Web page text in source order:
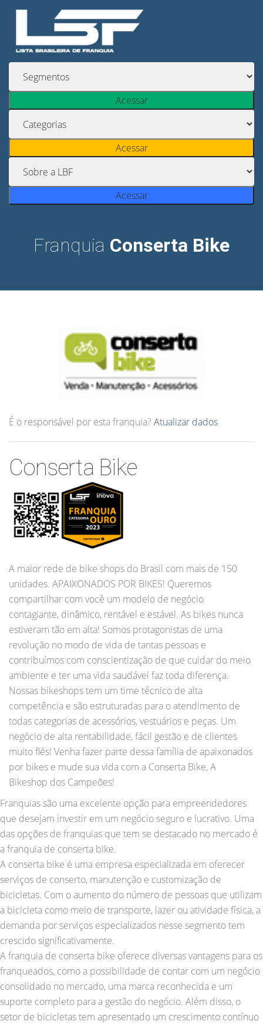
Acessar
Acessar
Acessar
Franquia Conserta Bike
É o responsável por esta franquia? Atualizar dados
Conserta Bike
A maior rede de bike shops do Brasil com mais de 150
unidades. APAIXONADOS POR BIKES! Queremos
compartilhar com você um modelo de negócio
contagiante, dinâmico, rentável e estável. As bikes nunca
estiveram tão em alta! Somos protagonistas de uma
revolução no modo de vida de tantas pessoas e
contribuímos com conscientização de que cuidar do meio
ambiente e ter uma vida saudável faz toda diferença.
Nossas bikeshops tem um time técnico de alta
competência e são estruturadas para o atendimento de
todas categorias de acessórios, vestuários e peças. Um
negócio de alta rentabilidade, fácil gestão e de clientes
muito fiés! Venha fazer parte dessa família de apaixonados
por bikes e mude sua vida com a Conserta Bike, A
Bikeshop dos Campeões!
Franquias são uma excelente opção para empreendedores
que desejam investir em um negócio seguro e lucrativo. Uma
das opções de franquias que tem se destacado no mercado é
a franquia de conserta bike.
A conserta bike é uma empresa especializada em oferecer
serviços de conserto, manutenção e customização de
bicicletas. Com o aumento do número de pessoas que utilizam
a bicicleta como meio de transporte, lazer ou atividade física, a
demanda por serviços especializados nesse segmento tem
crescido significativamente.
A franquia de conserta bike oferece diversas vantagens para os
franqueados, como a possibilidade de contar com um negócio
consolidado no mercado, uma marca reconhecida e um
suporte completo para a gestão do negócio. Além disso, o
setor de bicicletas tem apresentado um crescimento contínuo